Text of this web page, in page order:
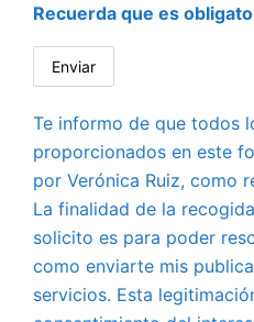
Recuerda que es
Te informo de que todos
proporcionados en este
por Verónica Ruiz, como
La finalidad de la
solicito es para poder
como enviarte mis
servicios. Esta